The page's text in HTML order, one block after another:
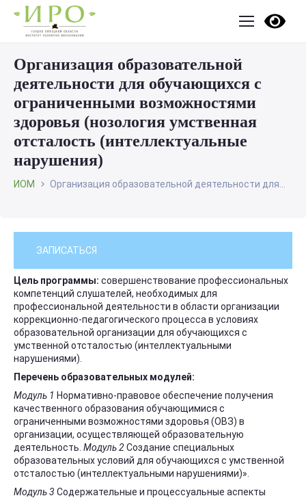
Организация образовательной
деятельности для обучающихся с
ограниченными возможностями
здоровья (нозология умственная
отсталость (интеллектуальные
нарушения)
ИОМ Организация образовательной деятельности для...
ЗАПИСАТЬСЯ
Цель программы: совершенствование профессиональных
компетенций слушателей, необходимых для
профессиональной деятельности в области организации
коррекционно-педагогического процесса в условиях
образовательной организации для обучающихся с
умственной отсталостью (интеллектуальными
нарушениями).
Перечень образовательных модулей:
Модуль 1 Нормативно-правовое обеспечение получения
качественного образования обучающимися с
ограниченными возможностями здоровья (ОВЗ) в
организации, осуществляющей образовательную
деятельность. Модуль 2Создание специальных
образовательных условий для обучающихся с умственной
отсталостью (интеллектуальными нарушениями)».
Модуль 3 Содержательные и процессуальные аспекты